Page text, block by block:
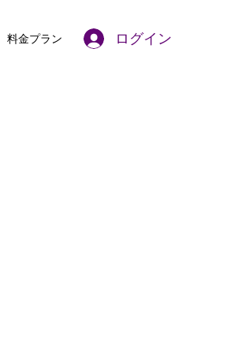
料金プラン ログイン